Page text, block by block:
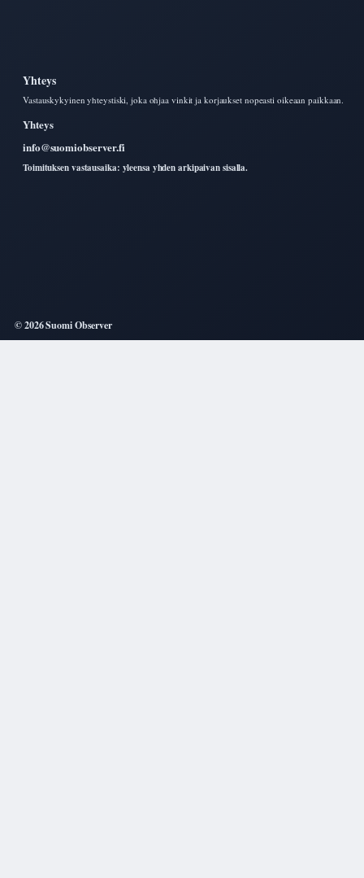
Yhteys
Vastauskykyinen yhteystiski, joka ohjaa vinkit ja korjaukset nopeasti oikeaan paikkaan.
Yhteys
info@suomiobserver.fi
Toimituksen vastausaika: yleensa yhden arkipaivan sisalla.
© 2026 Suomi Observer